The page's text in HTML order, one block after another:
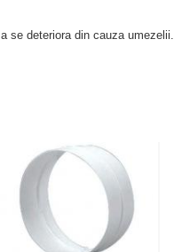
se deteriora din cauza umezelii.